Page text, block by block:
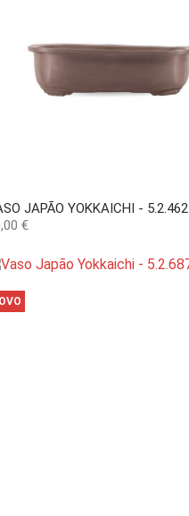
JAPÃO YOKKAICHI - 5.2.462
€